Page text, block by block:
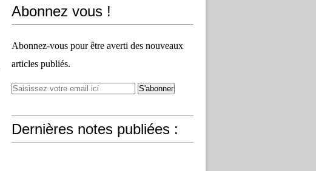
Abonnez vous !
Abonnez-vous pour être averti des nouveaux
articles publiés.
Dernières notes publiées :